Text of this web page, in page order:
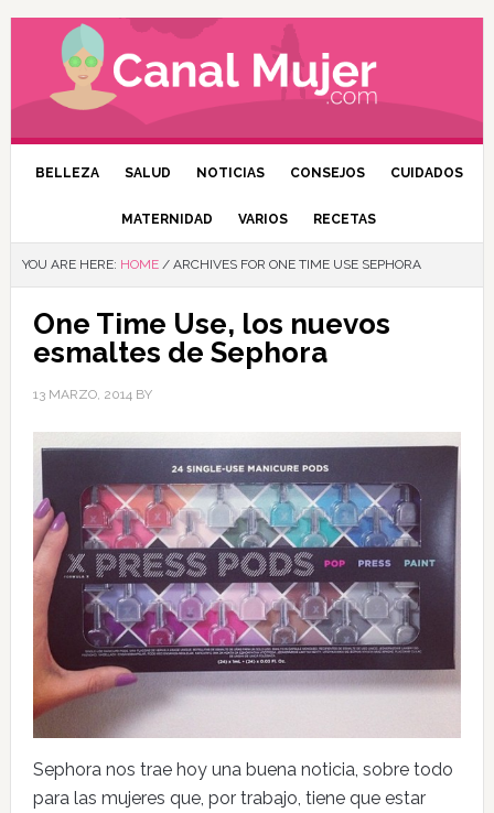
BELLEZA SALUD NOTICIAS CONSEJOS CUIDADOS
MATERNIDAD VARIOS RECETAS
YOU ARE HERE: HOME /ARCHIVES FOR ONE TIME USE SEPHORA
One Time Use, los nuevos
esmaltes de Sephora
13 MARZO, 2014BY
Sephora nos trae hoy una buena noticia, sobre todo
para las mujeres que, por trabajo, tiene que estar